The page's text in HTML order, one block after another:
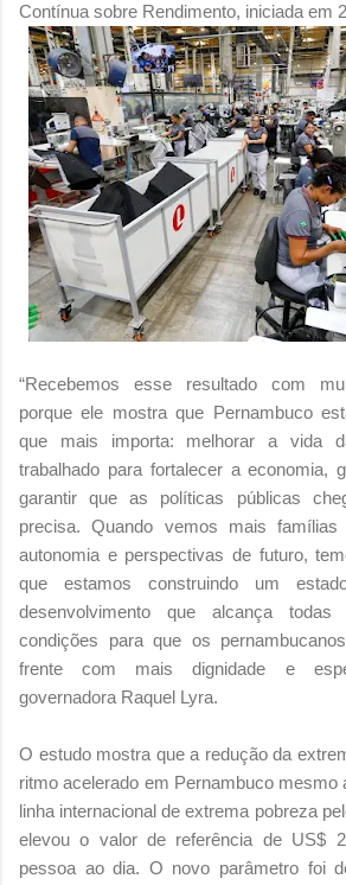
Contínua sobre Rendimento, iniciada em
“Recebemos esse resultado com
porque ele mostra que Pernambuco
que mais importa: melhorar a vida
trabalhado para fortalecer a economia,
garantir que as políticas públicas
precisa. Quando vemos mais famílias
autonomia e perspectivas de futuro,
que estamos construindo um
desenvolvimento que alcança
condições para que os
frente com mais dignidade e
governadora Raquel Lyra.
O estudo mostra que a redução da
ritmo acelerado em Pernambuco mesmo
linha internacional de extrema pobreza
elevou o valor de referência de US$
pessoa ao dia. O novo parâmetro foi